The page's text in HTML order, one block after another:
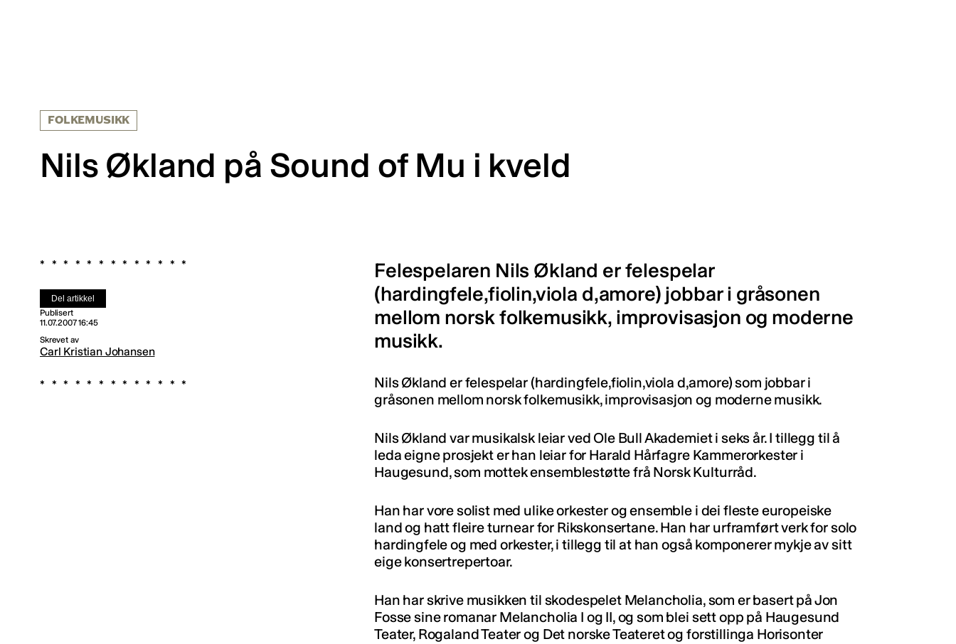
FOLKEMUSIKK
Nils Økland på Sound of Mu i kveld
Del artikkel
Publisert
11.07.2007 16:45
Skrevet av
Carl Kristian Johansen
Felespelaren Nils Økland er felespelar
(hardingfele,fiolin,viola d,amore) jobbar i gråsonen
mellom norsk folkemusikk, improvisasjon og moderne
musikk.
Nils Økland er felespelar (hardingfele,fiolin,viola d,amore) som jobbar i
gråsonen mellom norsk folkemusikk, improvisasjon og moderne musikk.
Nils Økland var musikalsk leiar ved Ole Bull Akademiet i seks år. I tillegg til å
leda eigne prosjekt er han leiar for Harald Hårfagre Kammerorkester i
Haugesund, som mottek ensemblestøtte frå Norsk Kulturråd.
Han har vore solist med ulike orkester og ensemble i dei fleste europeiske
land og hatt fleire turnear for Rikskonsertane. Han har urframført verk for solo
hardingfele og med orkester, i tillegg til at han også komponerer mykje av sitt
eige konsertrepertoar.
Han har skrive musikken til skodespelet Melancholia, som er basert på Jon
Fosse sine romanar Melancholia I og II, og som blei sett opp på Haugesund
Teater, Rogaland Teater og Det norske Teateret og forstillinga Horisonter